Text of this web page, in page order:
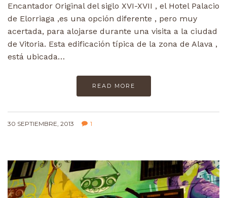
Encantador Original del siglo XVI-XVII , el Hotel Palacio
de Elorriaga ,es una opción diferente , pero muy
acertada, para alojarse durante una visita a la ciudad
de Vitoria. Esta edificación típica de la zona de Alava ,
está ubicada…
READ MORE
30 SEPTIEMBRE, 2013 1